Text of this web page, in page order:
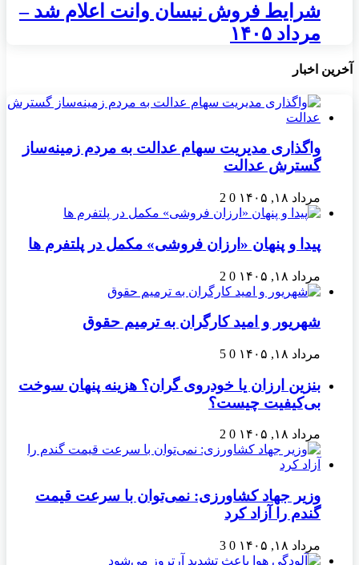
شرایط فروش نیسان وانت اعلام شد –
مرداد ۱۴۰۵
آخرین اخبار
واگذاری مدیریت سهام عدالت به مردم زمینه‌ساز
گسترش عدالت
مرداد ۱۸, ۱۴۰۵ 0
2
پیدا و پنهان «ارزان فروشی» مکمل در پلتفرم ها
مرداد ۱۸, ۱۴۰۵ 0
2
شهریور و امید کارگران به ترمیم حقوق
مرداد ۱۸, ۱۴۰۵ 0
5
بنزین ارزان یا خودروی گران؟ هزینه پنهان سوخت
بی‌کیفیت چیست؟
مرداد ۱۸, ۱۴۰۵ 0
2
وزیر جهاد کشاورزی: نمی‌توان با سرعت قیمت
گندم را آزاد کرد
مرداد ۱۸, ۱۴۰۵ 0
3